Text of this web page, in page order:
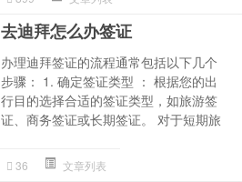
去迪拜怎么办签证
办理迪拜签证的流程通常包括以下几个
步骤： 1. 确定签证类型 ： 根据您的出
行目的选择合适的签证类型，如旅游签
证、商务签证或长期签证。 对于短期旅
36 文章列表